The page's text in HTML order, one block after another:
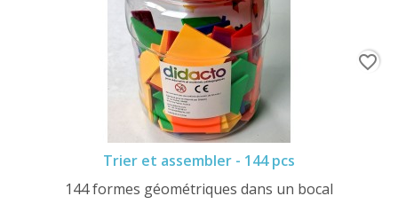
Trier et assembler - 144 pcs
144 formes géométriques dans un bocal
favorite_border